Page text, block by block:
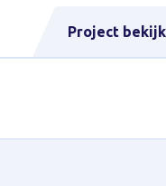
Project